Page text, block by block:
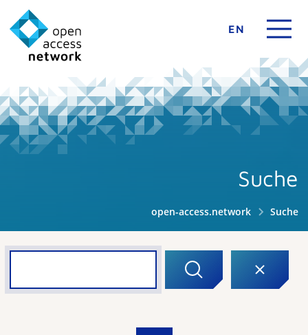
EN
Suche
open-access.network Suche